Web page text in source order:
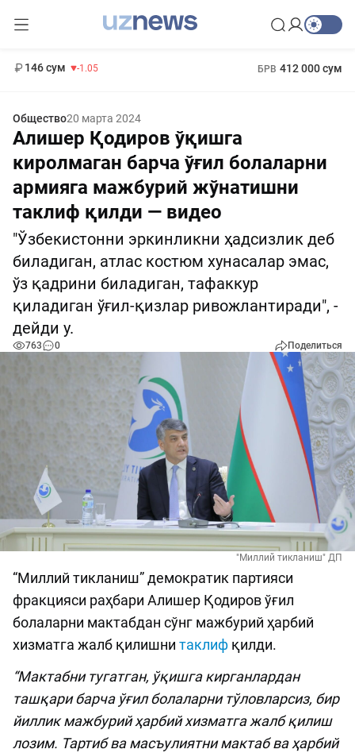
146 сум -1.05 БРВ 412 000 сум
Общество20 марта 2024
Алишер Қодиров ўқишга
киролмаган барча ўғил болаларни
армияга мажбурий жўнатишни
таклиф қилди — видео
"Ўзбекистонни эркинликни ҳадсизлик деб
биладиган, атлас костюм хунасалар эмас,
ўз қадрини биладиган, тафаккур
қиладиган ўғил-қизлар ривожлантиради", -
дейди у.
763 0 Поделиться
"Миллий тикланиш" ДП
“Миллий тикланиш” демократик партияси
фракцияси раҳбари Алишер Қодиров ўғил
болаларни мактабдан сўнг мажбурий ҳарбий
хизматга жалб қилишни таклиф қилди.
“Мактабни тугатган, ўқишга кирганлардан
ташқари барча ўғил болаларни тўловларсиз, бир
йиллик мажбурий ҳарбий хизматга жалб қилиш
лозим. Тартиб ва масъулиятни мактаб ва ҳарбий